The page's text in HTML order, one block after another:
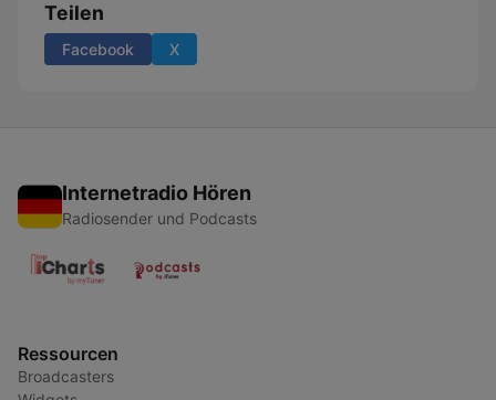
Teilen
Facebook X
Internetradio Hören
Radiosender und Podcasts
Ressourcen
Broadcasters